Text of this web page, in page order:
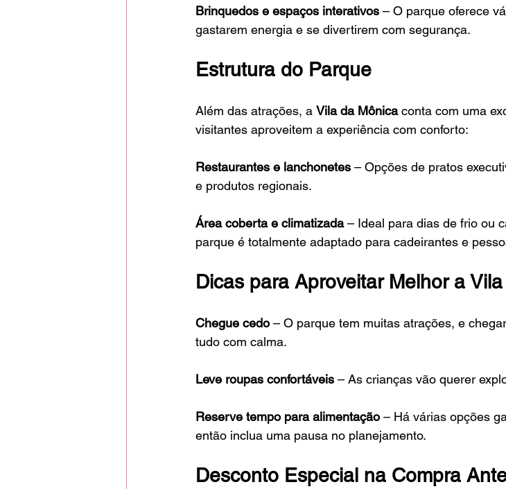
Brinquedos e espaços interativos – O parque oferece
gastarem energia e se divertirem com segurança.
Estrutura do Parque
Além das atrações, a Vila da Mônica conta com uma
visitantes aproveitem a experiência com conforto:
Restaurantes e lanchonetes – Opções de pratos
e produtos regionais.
Área coberta e climatizada – Ideal para dias de frio ou
parque é totalmente adaptado para cadeirantes e
Dicas para Aproveitar Melhor a
Chegue cedo – O parque tem muitas atrações, e
tudo com calma.
Leve roupas confortáveis – As crianças vão querer
Reserve tempo para alimentação – Há várias opções
então inclua uma pausa no planejamento.
Desconto Especial na Compra